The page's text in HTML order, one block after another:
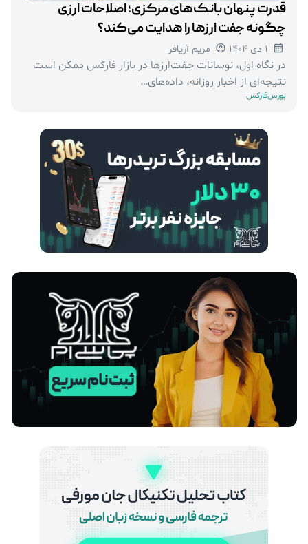
قدرت پنهان بانک‌های مرکزی؛ اصلاحات ارزی
چگونه جفت‌ ارزها را هدایت می‌کند؟
1 دی 1404 مریم آریافر
در نگاه اول، نوسانات جفت‌ارزها در بازار فارکس ممکن است
نتیجه‌ای از اخبار روزانه، داده‌های…
بورس فارکس